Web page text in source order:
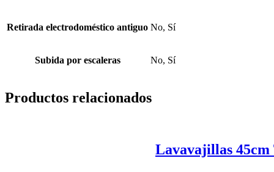
Retirada electrodoméstico antiguo No, Sí
Subida por escaleras No, Sí
Productos relacionados
Lavavajillas 45cm